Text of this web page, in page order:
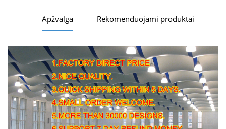
Apžvalga Rekomenduojami produktai